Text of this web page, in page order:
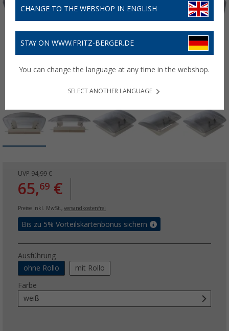
UVP 94,99 €
65,69 €
Preise inkl. MwSt., versandkostenfrei
Bis zu 5% Vorteilskartenbonus sichern
Ausführung
ohne Rollo
mit Rollo
Farbe
weiß
CHANGE TO THE WEBSHOP IN ENGLISH
STAY ON WWW.FRITZ-BERGER.DE
You can change the language at any time in the webshop.
SELECT ANOTHER LANGUAGE